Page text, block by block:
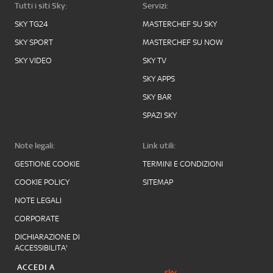
Tutti i siti Sky:
SKY TG24
SKY SPORT
SKY VIDEO
Servizi:
MASTERCHEF SU SKY
MASTERCHEF SU NOW
SKY TV
SKY APPS
SKY BAR
SPAZI SKY
Note legali:
GESTIONE COOKIE
COOKIE POLICY
NOTE LEGALI
CORPORATE
DICHIARAZIONE DI
ACCESSIBILITA'
Link utili:
TERMINI E CONDIZIONI
SITEMAP
ACCEDI A